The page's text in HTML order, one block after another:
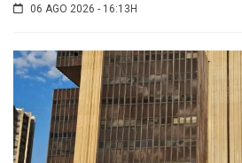
06 AGO 2026 - 16:13H